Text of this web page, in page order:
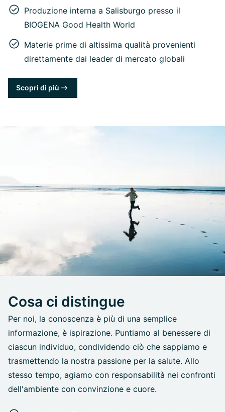
Produzione interna a Salisburgo presso il
BIOGENA Good Health World
Materie prime di altissima qualità provenienti
direttamente dai leader di mercato globali
Scopri di più
Cosa ci distingue
Per noi, la conoscenza è più di una semplice
informazione, è ispirazione. Puntiamo al benessere di
ciascun individuo, condividendo ciò che sappiamo e
trasmettendo la nostra passione per la salute. Allo
stesso tempo, agiamo con responsabilità nei confronti
dell'ambiente con convinzione e cuore.